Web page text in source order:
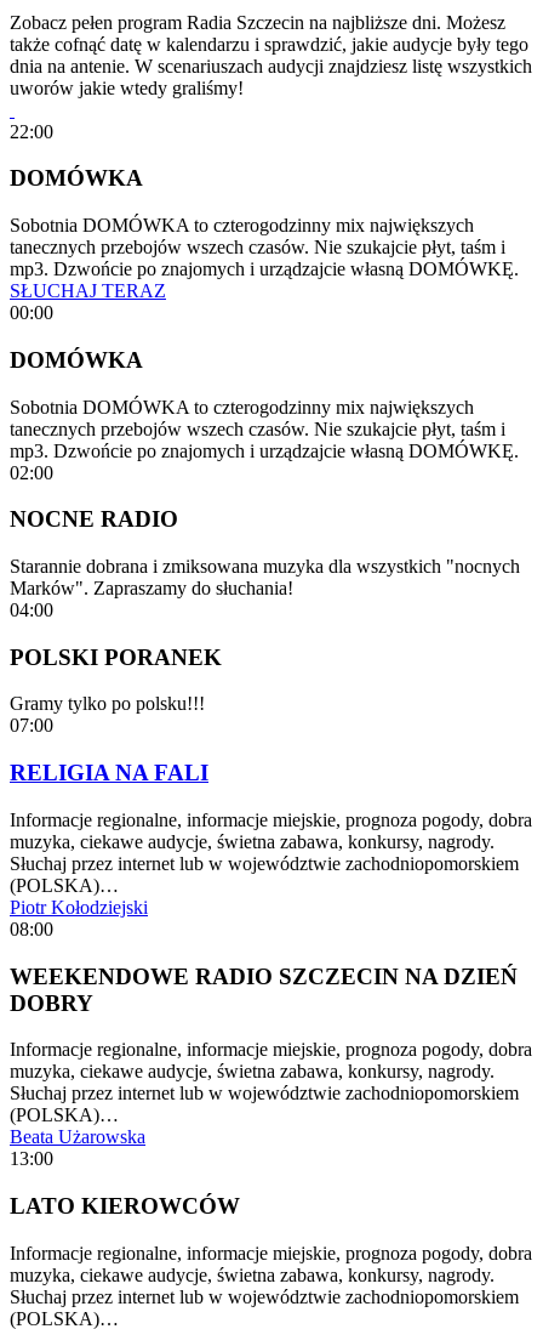
Zobacz pełen program Radia Szczecin na najbliższe dni. Możesz
także cofnąć datę w kalendarzu i sprawdzić, jakie audycje były tego
dnia na antenie. W scenariuszach audycji znajdziesz listę wszystkich
uworów jakie wtedy graliśmy!
22:00
DOMÓWKA
Sobotnia DOMÓWKA to czterogodzinny mix największych
tanecznych przebojów wszech czasów. Nie szukajcie płyt, taśm i
mp3. Dzwońcie po znajomych i urządzajcie własną DOMÓWKĘ.
SŁUCHAJ TERAZ
00:00
DOMÓWKA
Sobotnia DOMÓWKA to czterogodzinny mix największych
tanecznych przebojów wszech czasów. Nie szukajcie płyt, taśm i
mp3. Dzwońcie po znajomych i urządzajcie własną DOMÓWKĘ.
02:00
NOCNE RADIO
Starannie dobrana i zmiksowana muzyka dla wszystkich "nocnych
Marków". Zapraszamy do słuchania!
04:00
POLSKI PORANEK
Gramy tylko po polsku!!!
07:00
RELIGIA NA FALI
Informacje regionalne, informacje miejskie, prognoza pogody, dobra
muzyka, ciekawe audycje, świetna zabawa, konkursy, nagrody.
Słuchaj przez internet lub w województwie zachodniopomorskiem
(POLSKA)…
Piotr Kołodziejski
08:00
WEEKENDOWE RADIO SZCZECIN NA DZIEŃ
DOBRY
Informacje regionalne, informacje miejskie, prognoza pogody, dobra
muzyka, ciekawe audycje, świetna zabawa, konkursy, nagrody.
Słuchaj przez internet lub w województwie zachodniopomorskiem
(POLSKA)…
Beata Użarowska
13:00
LATO KIEROWCÓW
Informacje regionalne, informacje miejskie, prognoza pogody, dobra
muzyka, ciekawe audycje, świetna zabawa, konkursy, nagrody.
Słuchaj przez internet lub w województwie zachodniopomorskiem
(POLSKA)…